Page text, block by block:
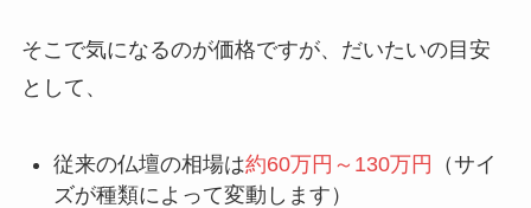
そこで気になるのが価格ですが、だいたいの目安
として、
従来の仏壇の相場は約60万円～130万円 （サイ
ズが種類によって変動します）